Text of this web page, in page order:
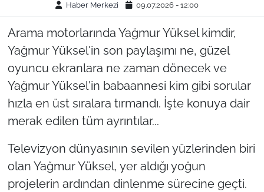
Haber Merkezi 09.07.2026 - 12:00
Arama motorlarında Yağmur Yüksel kimdir,
Yağmur Yüksel'in son paylaşımı ne, güzel
oyuncu ekranlara ne zaman dönecek ve
Yağmur Yüksel'in babaannesi kim gibi sorular
hızla en üst sıralara tırmandı. İşte konuya dair
merak edilen tüm ayrıntılar...
Televizyon dünyasının sevilen yüzlerinden biri
olan Yağmur Yüksel, yer aldığı yoğun
projelerin ardından dinlenme sürecine geçti.